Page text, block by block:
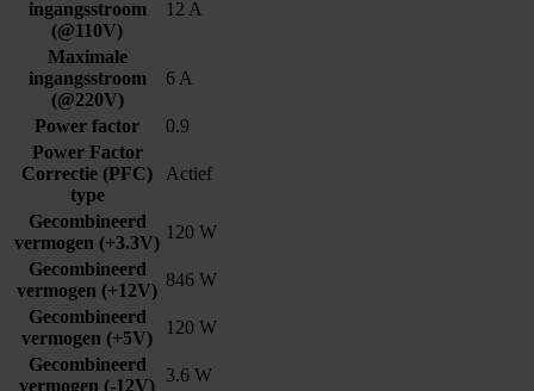
ingangsstroom
(@110V)
12 A
Maximale
ingangsstroom
(@220V)
6 A
Power factor
0.9
Power Factor
Correctie (PFC)
type
Actief
Gecombineerd
vermogen (+3.3V)
120 W
Gecombineerd
vermogen (+12V)
846 W
Gecombineerd
vermogen (+5V)
120 W
Gecombineerd
vermogen (-12V)
3.6 W